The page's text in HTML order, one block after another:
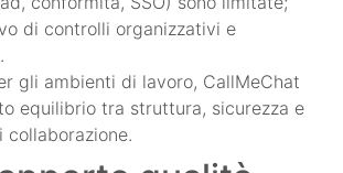
di controlli organizzativi e
gli ambienti di lavoro, CallMeChat
equilibrio tra struttura, sicurezza e
collaborazione.